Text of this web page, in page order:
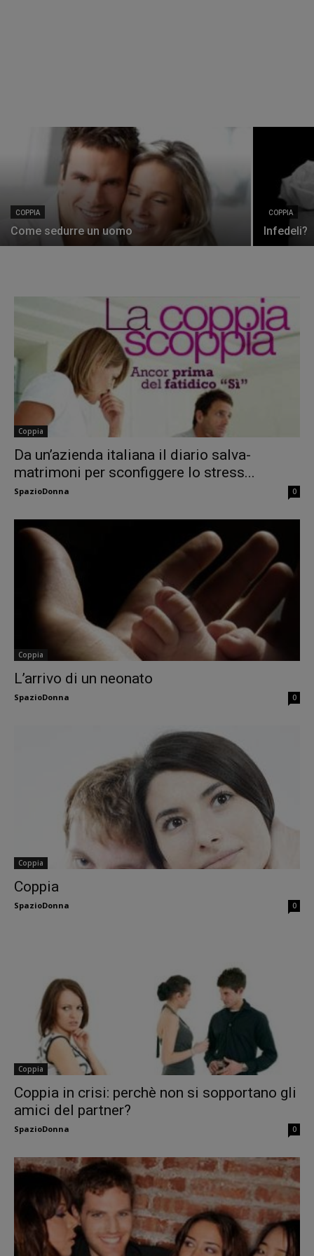
COPPIA
Come sedurre un uomo
COPPIA
Infedeli?
Coppia
Da un’azienda italiana il diario salva-
matrimoni per sconfiggere lo stress...
SpazioDonna 0
Coppia
L’arrivo di un neonato
SpazioDonna 0
Coppia
Coppia
SpazioDonna 0
Coppia
Coppia in crisi: perchè non si sopportano gli
amici del partner?
SpazioDonna 0